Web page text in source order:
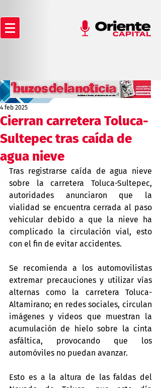
Cierran carretera Toluca-
Sultepec tras caída de
agua nieve
4 feb 2025
Tras registrarse caída de agua nieve
sobre la carretera Toluca-Sultepec,
autoridades anunciaron que la
vialidad se encuentra cerrada al paso
vehicular debido a que la nieve ha
complicado la circulación vial, esto
con el fin de evitar accidentes.
Se recomienda a los automovilistas
extremar precauciones y utilizar vías
alternas como la carretera Toluca-
Altamirano; en redes sociales, circulan
imágenes y videos que muestran la
acumulación de hielo sobre la cinta
asfáltica, provocando que los
automóviles no puedan avanzar.
Esto es a la altura de las faldas del